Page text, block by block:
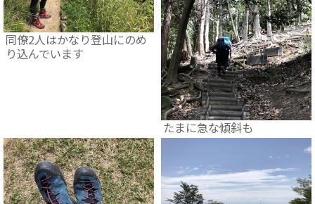
同僚2人はかなり登山にのめ
り込んでいます
たまに急な傾斜も